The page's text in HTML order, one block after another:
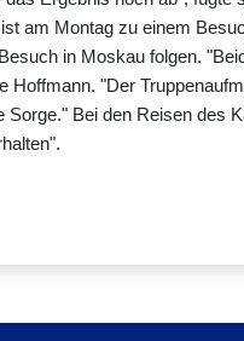
am Montag zu einem
in Moskau folgen.
Hoffmann. "Der
Sorge." Bei den Reisen des